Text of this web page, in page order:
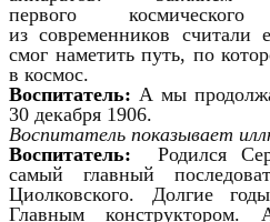
первого
из современников
смог наметить путь, по
в космос.
Воспитатель: А мы
30 декабря 1906.
Воспитатель показывает
Воспитатель:
Родился
самый главный
Циолковского. Долгие
Главным